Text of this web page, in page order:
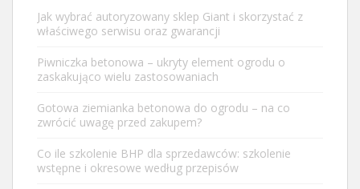
Jak wybrać autoryzowany sklep Giant i skorzystać z
właściwego serwisu oraz gwarancji
Piwniczka betonowa – ukryty element ogrodu o
zaskakująco wielu zastosowaniach
Gotowa ziemianka betonowa do ogrodu – na co
zwrócić uwagę przed zakupem?
Co ile szkolenie BHP dla sprzedawców: szkolenie
wstępne i okresowe według przepisów